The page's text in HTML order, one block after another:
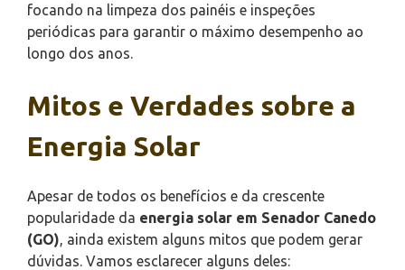
focando na limpeza dos painéis e inspeções
periódicas para garantir o máximo desempenho ao
longo dos anos.
Mitos e Verdades sobre a
Energia Solar
Apesar de todos os benefícios e da crescente
popularidade da energia solar em Senador Canedo
(GO) , ainda existem alguns mitos que podem gerar
dúvidas. Vamos esclarecer alguns deles: